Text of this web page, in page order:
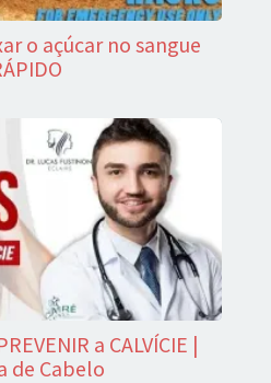
o açúcar no sangue
a CALVÍCIE |
de Cabelo